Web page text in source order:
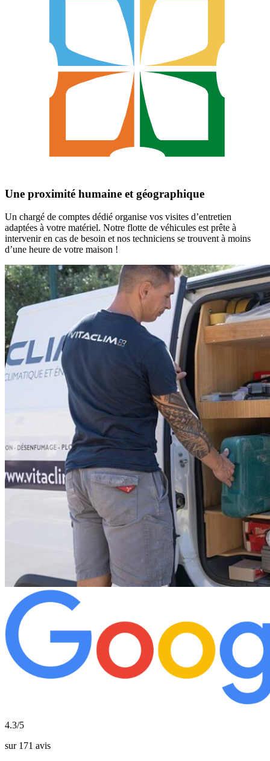
Une proximité humaine et géographique
Un chargé de comptes dédié organise vos visites d’entretien
adaptées à votre matériel. Notre flotte de véhicules est prête à
intervenir en cas de besoin et nos techniciens se trouvent à moins
d’une heure de votre maison !
4.3/5
sur 171 avis